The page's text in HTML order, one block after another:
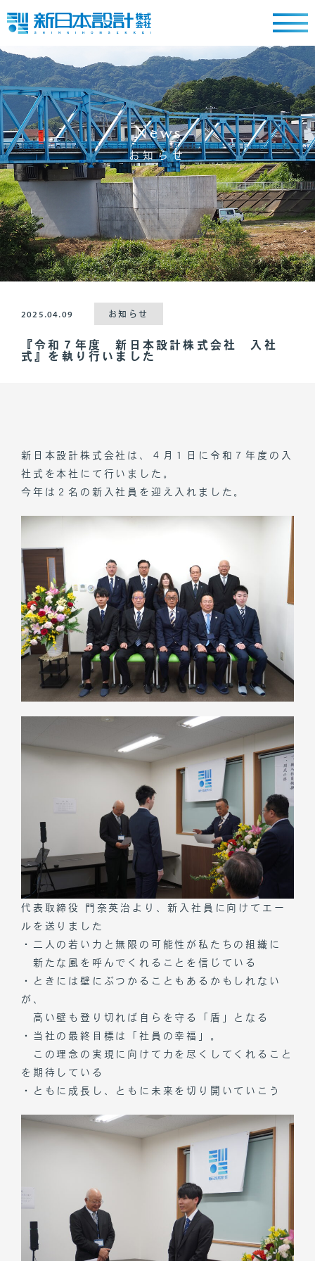
News
お知らせ
2025.04.09 お知らせ
『令和７年度 新日本設計株式会社 入社
式』を執り行いました
新日本設計株式会社は、４月１日に令和７年度の入
社式を本社にて行いました。
今年は２名の新入社員を迎え入れました。
代表取締役 門奈英治より、新入社員に向けてエー
ルを送りました
・二人の若い力と無限の可能性が私たちの組織に
新たな風を呼んでくれることを信じている
・ときには壁にぶつかることもあるかもしれない
が、
高い壁も登り切れば自らを守る「盾」となる
・当社の最終目標は「社員の幸福」。
この理念の実現に向けて力を尽くしてくれること
を期待している
・ともに成長し、ともに未来を切り開いていこう